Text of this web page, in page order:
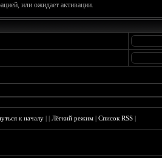
или ожидает активации.
к началу ||Лёгкий режим |Список RSS |